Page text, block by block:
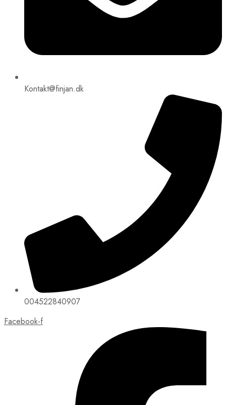
Kontakt@finjan.dk
004522840907
Facebook-f